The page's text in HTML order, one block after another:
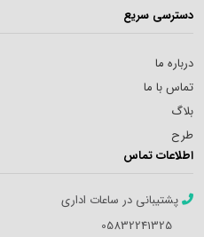
دسترسی سریع
درباره ما
تماس با ما
بلاگ
طرح
اطلاعات تماس
پشتیبانی در ساعات اداری
05832241325